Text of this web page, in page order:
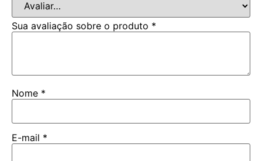
Sua avaliação sobre o produto *
Nome *
E-mail *